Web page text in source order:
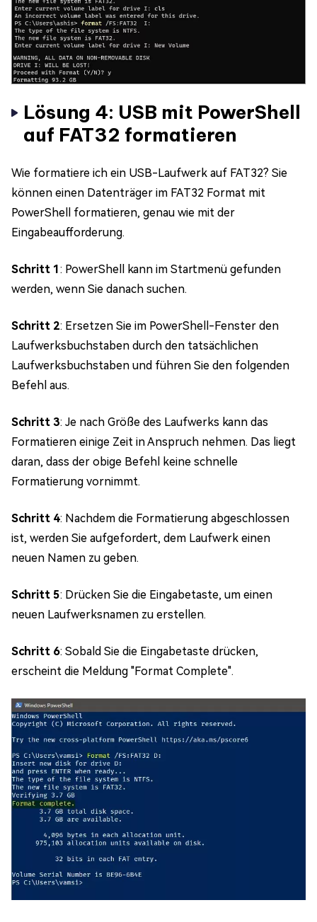
Lösung 4: USB mit PowerShell
auf FAT32 formatieren
Wie formatiere ich ein USB-Laufwerk auf FAT32? Sie
können einen Datenträger im FAT32 Format mit
PowerShell formatieren, genau wie mit der
Eingabeaufforderung.
Schritt 1 : PowerShell kann im Startmenü gefunden
werden, wenn Sie danach suchen.
Schritt 2: Ersetzen Sie im PowerShell-Fenster den
Laufwerksbuchstaben durch den tatsächlichen
Laufwerksbuchstaben und führen Sie den folgenden
Befehl aus.
Schritt 3: Je nach Größe des Laufwerks kann das
Formatieren einige Zeit in Anspruch nehmen. Das liegt
daran, dass der obige Befehl keine schnelle
Formatierung vornimmt.
Schritt 4: Nachdem die Formatierung abgeschlossen
ist, werden Sie aufgefordert, dem Laufwerk einen
neuen Namen zu geben.
Schritt 5: Drücken Sie die Eingabetaste, um einen
neuen Laufwerksnamen zu erstellen.
Schritt 6: Sobald Sie die Eingabetaste drücken,
erscheint die Meldung "Format Complete".